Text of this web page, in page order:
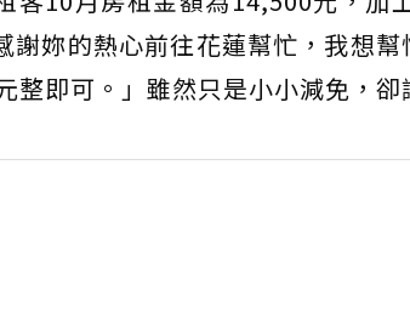
謝妳的熱心前往花蓮幫忙，我想
整即可。」雖然只是小小減免，卻